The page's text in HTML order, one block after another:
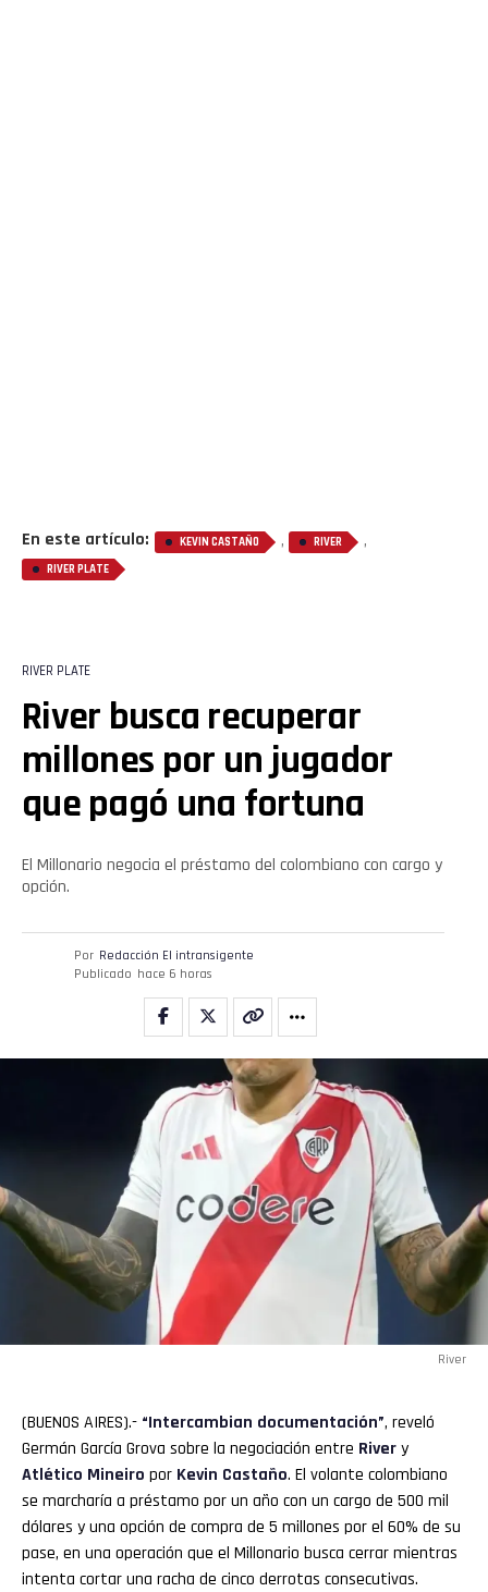
En este artículo: KEVIN CASTAÑO , RIVER ,
RIVER PLATE
RIVER PLATE
River busca recuperar
millones por un jugador
que pagó una fortuna
El Millonario negocia el préstamo del colombiano con cargo y
opción.
Por Redacción El intransigente
Publicado hace 6 horas
River
(BUENOS AIRES).- “Intercambian documentación”, reveló
Germán García Grova sobre la negociación entre Rivery
Atlético Mineiro por Kevin Castaño. El volante colombiano
se marcharía a préstamo por un año con un cargo de 500 mil
dólares y una opción de compra de 5 millones por el 60% de su
pase, en una operación que el Millonario busca cerrar mientras
intenta cortar una racha de cinco derrotas consecutivas.